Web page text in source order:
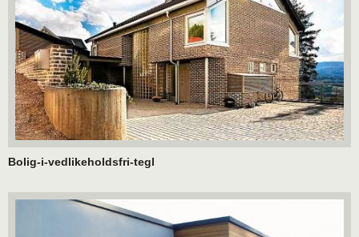
Bolig-i-vedlikeholdsfri-tegl